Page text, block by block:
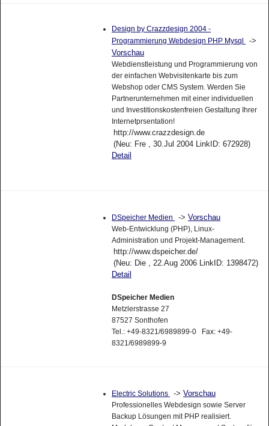
Design by Crazzdesign 2004 -
Programmierung Webdesign PHP Mysql
->
Vorschau
Webdienstleistung und Programmierung von
der einfachen Webvisitenkarte bis zum
Webshop oder CMS System. Werden Sie
Partnerunternehmen mit einer individuellen
und Investitionskostenfreien Gestaltung Ihrer
Internetprsentation!
http://www.crazzdesign.de
(Neu: Fre , 30.Jul 2004 LinkID: 672928)
Detail
DSpeicher Medien -> Vorschau
Web-Entwicklung (PHP), Linux-
Administration und Projekt-Management.
http://www.dspeicher.de/
(Neu: Die , 22.Aug 2006 LinkID: 1398472)
Detail
DSpeicher Medien
Metzlerstrasse 27
87527 Sonthofen
Tel.: +49-8321/6989899-0 Fax: +49-
8321/6989899-9
Electric Solutions -> Vorschau
Professionelles Webdesign sowie Server
Backup Lösungen mit PHP realisiert.